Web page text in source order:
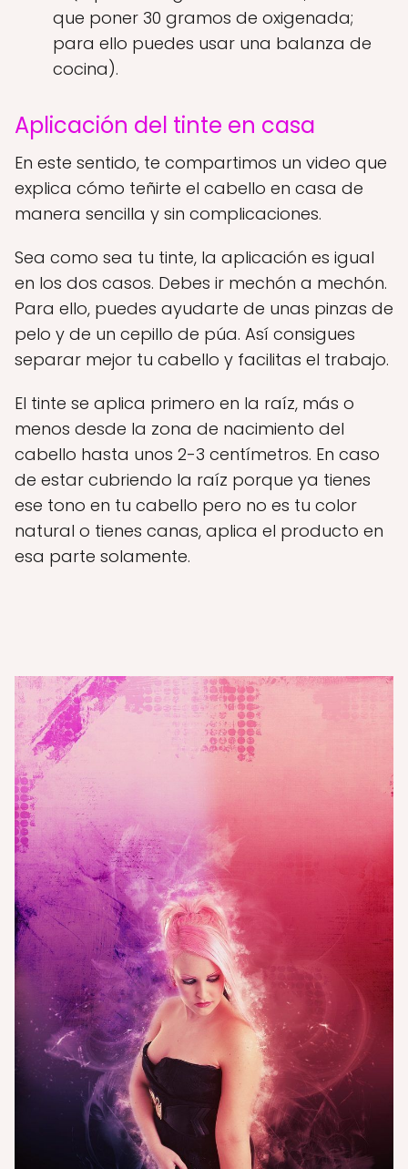
que poner 30 gramos de oxigenada;
para ello puedes usar una balanza de
cocina).
Aplicación del tinte en casa
En este sentido, te compartimos un video que
explica cómo teñirte el cabello en casa de
manera sencilla y sin complicaciones.
Sea como sea tu tinte, la aplicación es igual
en los dos casos. Debes ir mechón a mechón.
Para ello, puedes ayudarte de unas pinzas de
pelo y de un cepillo de púa. Así consigues
separar mejor tu cabello y facilitas el trabajo.
El tinte se aplica primero en la raíz, más o
menos desde la zona de nacimiento del
cabello hasta unos 2-3 centímetros. En caso
de estar cubriendo la raíz porque ya tienes
ese tono en tu cabello pero no es tu color
natural o tienes canas, aplica el producto en
esa parte solamente.